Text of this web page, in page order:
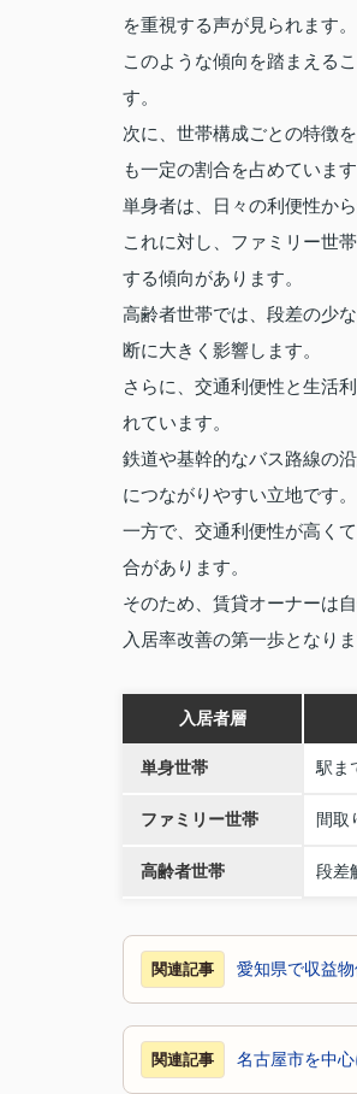
を重視する声が見られます。
このような傾向を踏まえる
す。
次に、世帯構成ごとの特徴
も一定の割合を占めています
単身者は、日々の利便性か
これに対し、ファミリー世
する傾向があります。
高齢者世帯では、段差の少
断に大きく影響します。
さらに、交通利便性と生活
れています。
鉄道や基幹的なバス路線の
につながりやすい立地です。
一方で、交通利便性が高く
合があります。
そのため、賃貸オーナーは
入居率改善の第一歩となりま
入居者層
単身世帯 駅ま
ファミリー世帯 間取
高齢者世帯 段差
関連記事 愛知県で収益
関連記事 名古屋市を中